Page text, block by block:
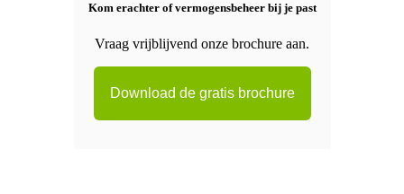
Kom erachter of vermogensbeheer bij je past
Vraag vrijblijvend onze brochure aan.
Download de gratis brochure